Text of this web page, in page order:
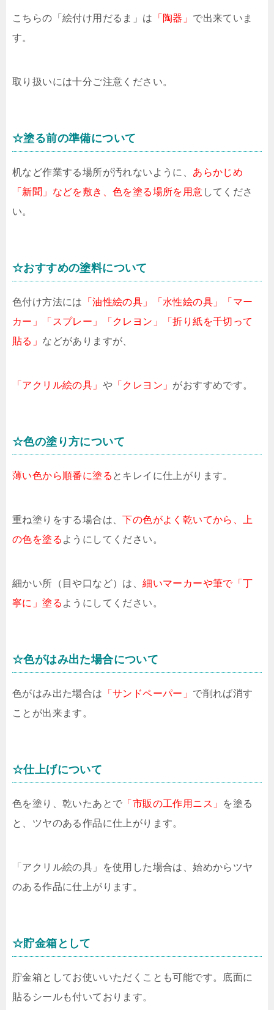
こちらの「絵付け用だるま」は 「陶器」 で出来ていま
す。
取り扱いには十分ご注意ください。
☆塗る前の準備について
机など作業する場所が汚れないように、 あらかじめ
「新聞」などを敷き、色を塗る場所を用意 してくださ
い。
☆おすすめの塗料について
色付け方法には
「油性絵の具」「水性絵の具」「マー
カー」「スプレー」「クレヨン」「折り紙を千切って
貼る」 などがありますが、
「アクリル絵の具」 や 「クレヨン」 がおすすめです。
☆色の塗り方について
薄い色から順番に塗る とキレイに仕上がります。
重ね塗りをする場合は、下の色がよく乾いてから、上
の色を塗る ようにしてください。
細かい所（目や口など）は、細いマーカーや筆で「丁
寧に」塗る ようにしてください。
☆色がはみ出た場合について
色がはみ出た場合は 「サンドペーパー」 で削れば消す
ことが出来ます。
☆仕上げについて
色を塗り、乾いたあとで 「市販の工作用ニス」 を塗る
と、ツヤのある作品に仕上がります。
「アクリル絵の具」を使用した場合は、始めからツヤ
のある作品に仕上がります。
☆貯金箱として
貯金箱としてお使いいただくことも可能です。底面に
貼るシールも付いております。